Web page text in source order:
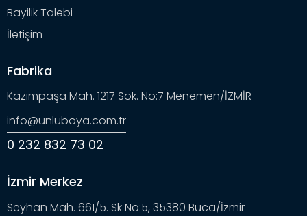
Bayilik Talebi
İletişim
Fabrika
Kazımpaşa Mah. 1217 Sok. No:7 Menemen/İZMİR
info@unluboya.com.tr
0 232 832 73 02
İzmir Merkez
Seyhan Mah. 661/5. Sk No:5, 35380 Buca/İzmir